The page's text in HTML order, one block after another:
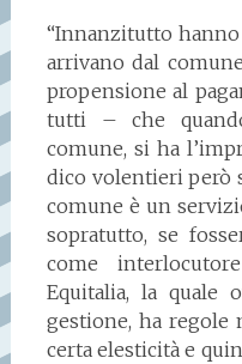
“Innanzitutto
arrivano dal
propensione al
tutti – che
comune, si ha
dico volentieri però
comune è un
sopratutto, se
come
Equitalia, la quale
gestione, ha regole
certa elesticità e